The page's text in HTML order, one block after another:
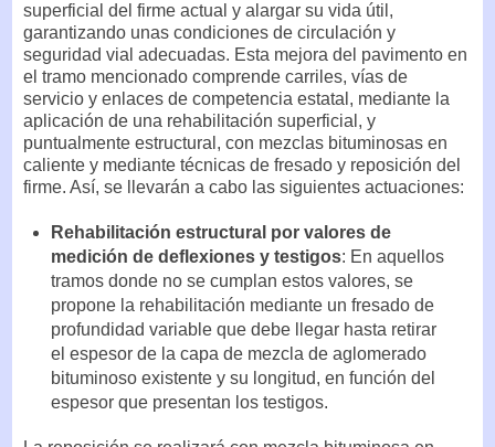
superficial del firme actual y alargar su vida útil,
garantizando unas condiciones de circulación y
seguridad vial adecuadas. Esta mejora del pavimento en
el tramo mencionado comprende carriles, vías de
servicio y enlaces de competencia estatal, mediante la
aplicación de una rehabilitación superficial, y
puntualmente estructural, con mezclas bituminosas en
caliente y mediante técnicas de fresado y reposición del
firme. Así, se llevarán a cabo las siguientes actuaciones:
Rehabilitación estructural por valores de
medición de deflexiones y testigos: En aquellos
tramos donde no se cumplan estos valores, se
propone la rehabilitación mediante un fresado de
profundidad variable que debe llegar hasta retirar
el espesor de la capa de mezcla de aglomerado
bituminoso existente y su longitud, en función del
espesor que presentan los testigos.